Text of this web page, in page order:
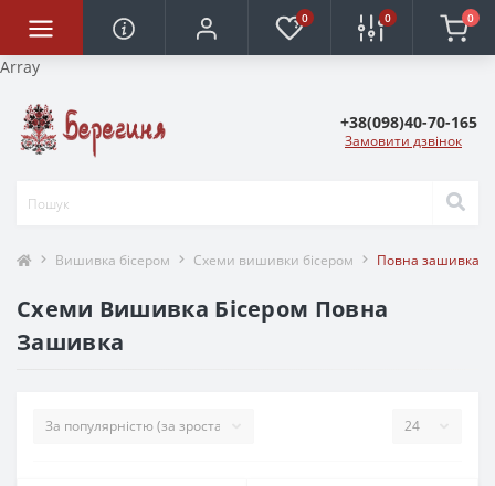
Array
0 0 0
+38(098)40-70-165
Замовити дзвінок
Вишивка бісером Схеми вишивки бісером Повна зашивка
Схеми Вишивка Бісером Повна
Зашивка